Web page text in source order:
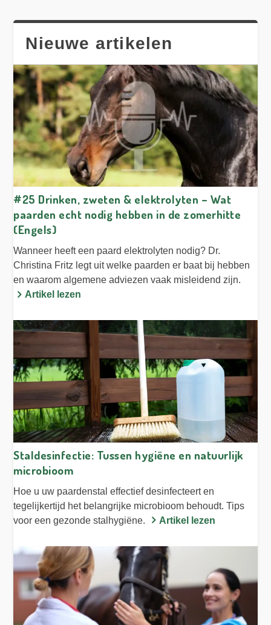
Nieuwe artikelen
#25 Drinken, zweten & elektrolyten – Wat
paarden echt nodig hebben in de zomerhitte
(Engels)
Wanneer heeft een paard elektrolyten nodig? Dr.
Christina Fritz legt uit welke paarden er baat bij hebben
en waarom algemene adviezen vaak misleidend zijn.
Artikel lezen
Staldesinfectie: Tussen hygiëne en natuurlijk
microbioom
Hoe u uw paardenstal effectief desinfecteert en
tegelijkertijd het belangrijke microbioom behoudt. Tips
voor een gezonde stalhygiëne.
Artikel lezen